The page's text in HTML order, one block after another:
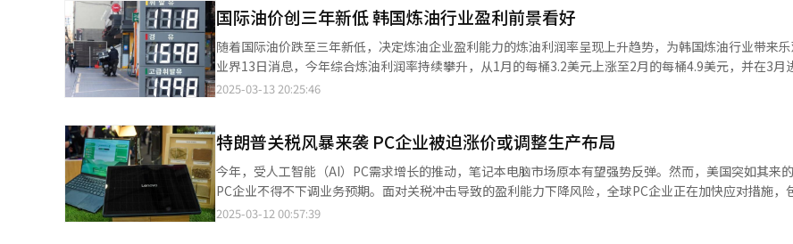
售吸引新客，并带动外国消费者增长。本月10日至16日，Musinsa在“圣水店@大林仓库”举办K-POP偶
专辑的快闪活动，首日即有数百名粉丝凌晨排队。受活动成功带动，该期间到访“圣水店@大林仓库”的
数量较上月同期增长2.3倍。 电商平台ABLY则借助甜点限量销售扩大食品品类版图。自去年4月起，ABLY推出“接力
甜点快闪店”，在线销售“万东糕点”和“大象贝果”等知名线下甜点品牌的产品，并引入定点取货服务
举行的第八次快闪活动交易额较首场增长5倍，已发展为固定项目。得益于此，ABLY食品品类今年2月交
定位目标群体的营销效应已成为企业提升品牌热度的重要手段。随着限量销售策略的不断深化，流通行业
的市场环境中寻求新的增长点。 乐天Wellfood于去年9月推出的秋季限量“扶余板栗系列”【图片来源 乐天
Wellfood】
入正式审查阶段。目前，由于新世界尚未提交公正委要求的补充材料，30天的法定审查期仍未开始。 如果新世界提
交的补充材料仍未达到审查标准，公正委可能再次退回材料，这将进一步推迟正式审批时间。一旦正式进
段，公正委仍有可能要求额外资料，导致审批时间继续延长。过往重大企业合并审查案例中，公正委曾
的时间进行审核。 据悉，新世界集团旗下的易买得于2月25日完成了对其特设法人“Emerald SPV”的合并，简化了
控股结构。此前，阿里巴巴旗下的Grand Opus Holding已向公正委提交企业合并申请，一旦该申请获批
Gmarket与全球速卖通仍将保持各自平台的独立运营。 此次合资被视为两大企业在韩国市场寻求协同效应的关键布
局。新世界希望借助阿里巴巴的全球大数据资源优化商品企划，同时扩大Gmarket卖家的海外销售渠道。
通则计划利用Gmarket的物流中心和配送体系提升生鲜配送能力。 然而，市场分析人士认为，新世界可能在合资公
司运营两至三年后，将Gmarket业绩改善后再将其股份出售给阿里巴巴。新世界2021年以3.44万亿韩元
币171亿元）收购Gmarket，但自2022年以来，该公司累计亏损已超过1600亿韩元，市场估值也有所下降。 业
国际油价创三年新低 韩国炼油行业盈利前景看好
随着国际油价跌至三年新低，决定炼油企业盈利能力的炼油利润率呈现上升趋势，为韩国炼油行业带来乐观
业界13日消息，今年综合炼油利润率持续攀升，从1月的每桶3.2美元上涨至2月的每桶4.9美元，并在3月
每桶7.6美元。最新数据显示，上周炼油利润率环比上涨2.1美元，达到每桶8.7美元。 炼油利润率是衡量炼油企业盈利
低位运行。美国总统特朗普已表态将增加石油产量，同时石油输出国组织（OPEC）及OPEC+计划于下月
施，预计全球原油供应将进一步增加。其次，特朗普政府的关税政策抑制了原油需求。数据显示，国际
特原油5日收于每桶68.33美元，创2021年12月以来新低。 从供需结构来看，今年全球炼油产能净增规模受限，供应
压力有所缓解。国际能源署（IEA）和美国能源信息署（EIA）预测，今年石油需求将增加110万至140万
设规模仅约30万桶。 此外，俄乌冲突缓和的预期增强了市场对俄罗斯原油供应恢复的期待。此前，俄罗斯以低价向
2025-03-13 20:25:46
特朗普关税风暴来袭 PC企业被迫涨价或调整生产布局
今年，受人工智能（AI）PC需求增长的推动，笔记本电脑市场原本有望强势反弹。然而，美国突如其来
PC企业不得不下调业务预期。面对关税冲击导致的盈利能力下降风险，全球PC企业正在加快应对措施，
工厂迁往美国或提高美国市场产品售价。 据市场研究机构Digitimes Research于11日发布的数据显示，2025年第一
2025-03-12 00:57:39